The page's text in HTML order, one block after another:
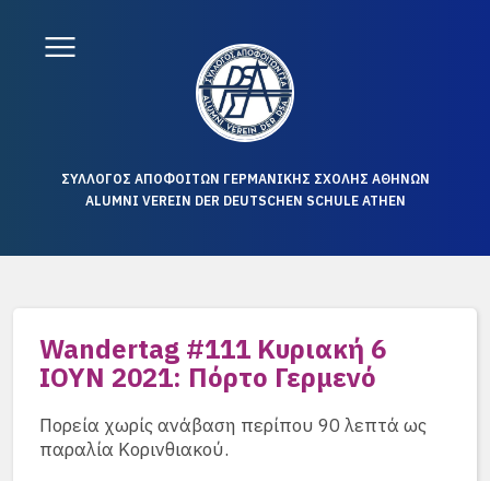
ΣΥΛΛΟΓΟΣ ΑΠΟΦΟΙΤΩΝ ΓΕΡΜΑΝΙΚΗΣ ΣΧΟΛΗΣ ΑΘΗΝΩΝ
ALUMNI VEREIN DER DEUTSCHEN SCHULE ATHEN
Wandertag #111 Κυριακή 6
ΙΟΥΝ 2021: Πόρτο Γερμενό
Πορεία χωρίς ανάβαση περίπου 90 λεπτά ως
παραλία Κορινθιακού.